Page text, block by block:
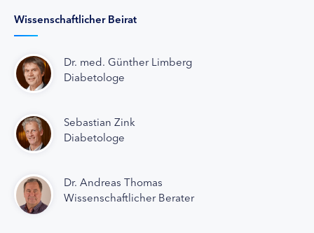
Wissenschaftlicher Beirat
Dr. med. Günther Limberg
Diabetologe
Sebastian Zink
Diabetologe
Dr. Andreas Thomas
Wissenschaftlicher Berater